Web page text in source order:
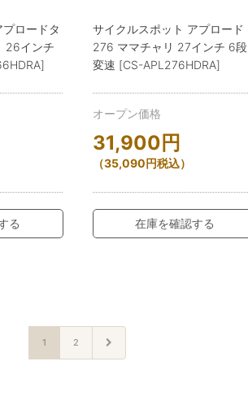
ロードタ
26インチ
る
サイクルスポット アプロード
276 ママチャリ 27インチ 6段
変速 [CS-APL276HDRA]
オープン価格
31,900 円
（35,090円税込）
在庫を確認する
1 2